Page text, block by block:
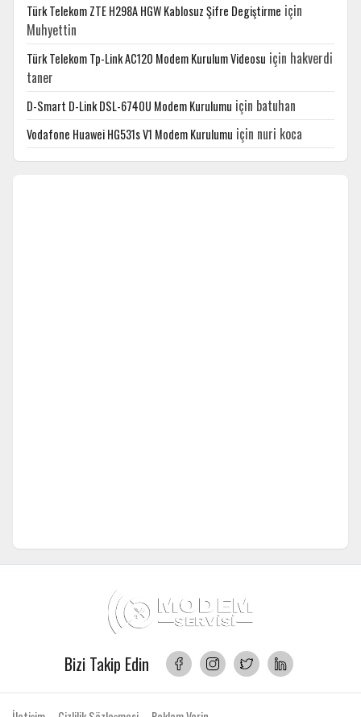
Türk Telekom ZTE H298A HGW Kablosuz Şifre Degiştirme için
Muhyettin
Türk Telekom Tp-Link AC120 Modem Kurulum Videosu için hakverdi
taner
D-Smart D-Link DSL-6740U Modem Kurulumu için batuhan
Vodafone Huawei HG531s V1 Modem Kurulumu için nuri koca
Bizi Takip Edin